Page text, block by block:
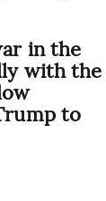
in the
with the
to